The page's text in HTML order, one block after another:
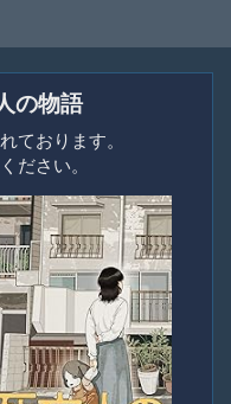
の物語
ております。
ださい。